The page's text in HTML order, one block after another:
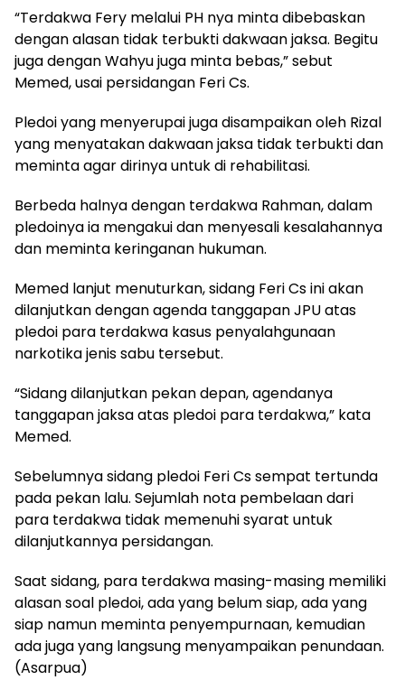
“Terdakwa Fery melalui PH nya minta dibebaskan
dengan alasan tidak terbukti dakwaan jaksa. Begitu
juga dengan Wahyu juga minta bebas,” sebut
Memed, usai persidangan Feri Cs.
Pledoi yang menyerupai juga disampaikan oleh Rizal
yang menyatakan dakwaan jaksa tidak terbukti dan
meminta agar dirinya untuk di rehabilitasi.
Berbeda halnya dengan terdakwa Rahman, dalam
pledoinya ia mengakui dan menyesali kesalahannya
dan meminta keringanan hukuman.
Memed lanjut menuturkan, sidang Feri Cs ini akan
dilanjutkan dengan agenda tanggapan JPU atas
pledoi para terdakwa kasus penyalahgunaan
narkotika jenis sabu tersebut.
“Sidang dilanjutkan pekan depan, agendanya
tanggapan jaksa atas pledoi para terdakwa,” kata
Memed.
Sebelumnya sidang pledoi Feri Cs sempat tertunda
pada pekan lalu. Sejumlah nota pembelaan dari
para terdakwa tidak memenuhi syarat untuk
dilanjutkannya persidangan.
Saat sidang, para terdakwa masing-masing memiliki
alasan soal pledoi, ada yang belum siap, ada yang
siap namun meminta penyempurnaan, kemudian
ada juga yang langsung menyampaikan penundaan.
(Asarpua)